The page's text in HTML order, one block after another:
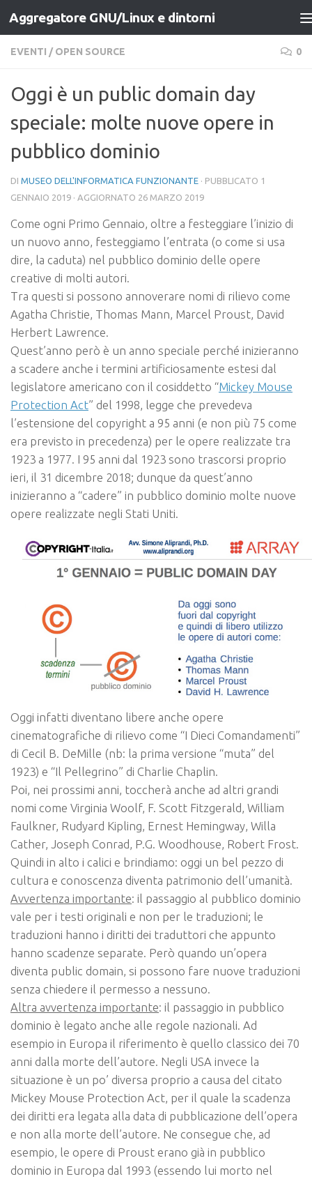
Salta al contenuto
Aggregatore GNU/Linux e dintorni
EVENTI / OPEN SOURCE 0
Oggi è un public domain day
speciale: molte nuove opere in
pubblico dominio
DI MUSEO DELL'INFORMATICA FUNZIONANTE · PUBBLICATO 1
GENNAIO 2019 · AGGIORNATO 26 MARZO 2019
Come ogni Primo Gennaio, oltre a festeggiare l’inizio di
un nuovo anno, festeggiamo l’entrata (o come si usa
dire, la caduta) nel pubblico dominio delle opere
creative di molti autori.
Tra questi si possono annoverare nomi di rilievo come
Agatha Christie, Thomas Mann, Marcel Proust, David
Herbert Lawrence.
Quest’anno però è un anno speciale perché inizieranno
a scadere anche i termini artificiosamente estesi dal
legislatore americano con il cosiddetto “Mickey Mouse
Protection Act” del 1998, legge che prevedeva
l’estensione del copyright a 95 anni (e non più 75 come
era previsto in precedenza) per le opere realizzate tra
1923 a 1977. I 95 anni dal 1923 sono trascorsi proprio
ieri, il 31 dicembre 2018; dunque da quest’anno
inizieranno a “cadere” in pubblico dominio molte nuove
opere realizzate negli Stati Uniti.
Oggi infatti diventano libere anche opere
cinematografiche di rilievo come “I Dieci Comandamenti”
di Cecil B. DeMille (nb: la prima versione “muta” del
1923) e “Il Pellegrino” di Charlie Chaplin.
Poi, nei prossimi anni, toccherà anche ad altri grandi
nomi come Virginia Woolf, F. Scott Fitzgerald, William
Faulkner, Rudyard Kipling, Ernest Hemingway, Willa
Cather, Joseph Conrad, P.G. Woodhouse, Robert Frost.
Quindi in alto i calici e brindiamo: oggi un bel pezzo di
cultura e conoscenza diventa patrimonio dell’umanità.
Avvertenza importante: il passaggio al pubblico dominio
vale per i testi originali e non per le traduzioni; le
traduzioni hanno i diritti dei traduttori che appunto
hanno scadenze separate. Però quando un’opera
diventa public domain, si possono fare nuove traduzioni
senza chiedere il permesso a nessuno.
Altra avvertenza importante: il passaggio in pubblico
dominio è legato anche alle regole nazionali. Ad
esempio in Europa il riferimento è quello classico dei 70
anni dalla morte dell’autore. Negli USA invece la
situazione è un po’ diversa proprio a causa del citato
Mickey Mouse Protection Act, per il quale la scadenza
dei diritti era legata alla data di pubblicazione dell’opera
e non alla morte dell’autore. Ne consegue che, ad
esempio, le opere di Proust erano già in pubblico
dominio in Europa dal 1993 (essendo lui morto nel